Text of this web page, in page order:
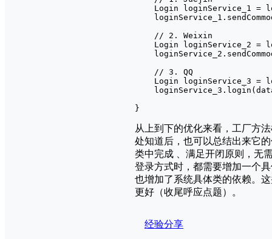
Login loginService_1 =
    // 2. Weixin
Login loginService_2 =
    // 3. QQ
Login loginService_3 =
}
从上到下的优化来看，⼯⼚⽅
处知道后，也可以总结出来它
类中完成 、满⾜开闭原则，⽆
登录方式时，都需要增加一个
也增加了系统具体类的依赖。
更好（收尾呼应点题）。
经验分享